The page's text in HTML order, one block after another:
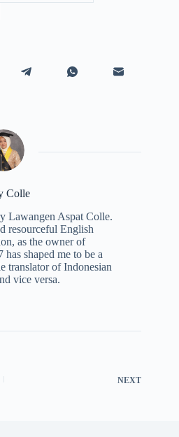
Colle
Lawangen Aspat Colle.
resourceful English
as the owner of
shaped me to be a
translator of Indonesian
vice versa.
NEXT